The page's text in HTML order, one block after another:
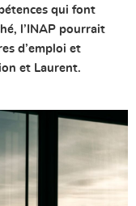
qui font
l’INAP pourrait
d’emploi et
et Laurent.